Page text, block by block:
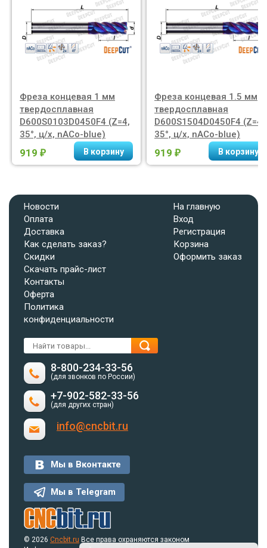
Фреза концевая 1 мм
твердосплавная
D600S0103D0450F4 (Z=4,
35°, ц/х, nACo-blue)
919 ₽
Фреза концевая 1.5 мм
твердосплавная
D600S1504D0450F4 (Z=4,
35°, ц/х, nACo-blue)
919 ₽
Новости
Оплата
Доставка
Как сделать заказ?
Скидки
Скачать прайс-лист
Контакты
Оферта
Политика
конфиденциальности
На главную
Вход
Регистрация
Корзина
Оформить заказ
8-800-234-33-56
(для звонков по России)
+7-902-582-33-56
(для других стран)
info@cncbit.ru
Мы в Вконтакте
Мы в Telegram
© 2026 Cncbit.ru Все права охраняются законом